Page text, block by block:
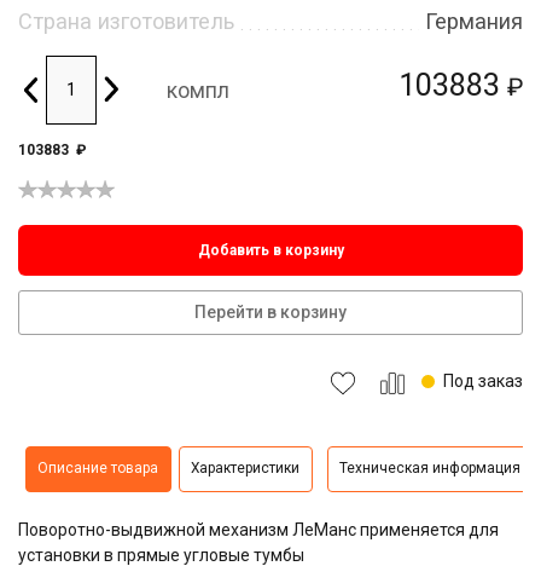
103883 ₽
Страна изготовитель
Германия
компл
103883 ₽
Добавить в корзину
Перейти в корзину
Под заказ
Описание товара Характеристики Техническая информация
Поворотно-выдвижной механизм ЛеМанс применяется для
установки в прямые угловые тумбы